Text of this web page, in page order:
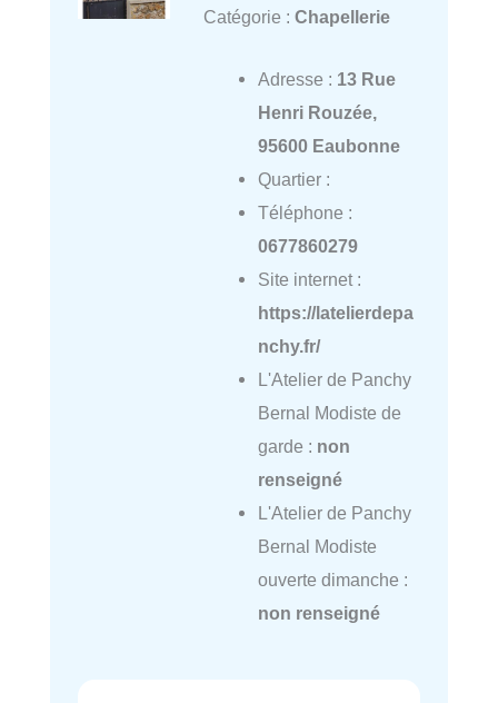
Catégorie : Chapellerie
Adresse : 13 Rue
Henri Rouzée,
95600 Eaubonne
Quartier :
Téléphone :
0677860279
Site internet :
https://latelierdepa
nchy.fr/
L'Atelier de Panchy
Bernal Modiste de
garde : non
renseigné
L'Atelier de Panchy
Bernal Modiste
ouverte dimanche :
non renseigné